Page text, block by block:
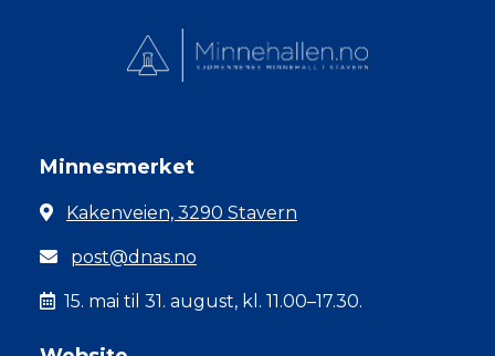
Minnesmerket
Kakenveien, 3290 Stavern
post@dnas.no
15. mai til 31. august, kl. 11.00–17.30.